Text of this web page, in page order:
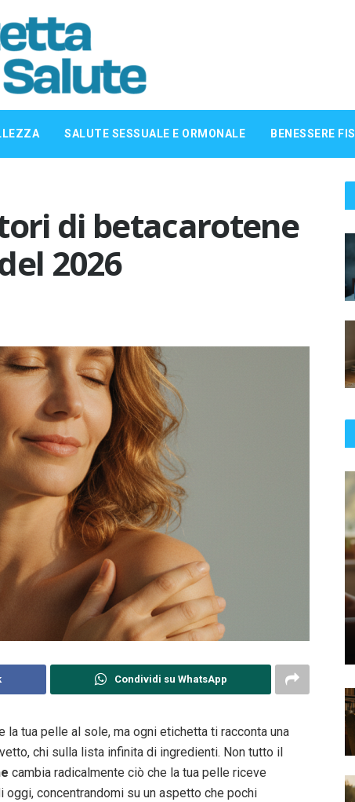
SALUTE SESSUALE E ORMONALE BENESSERE
di betacarotene
2026
Condividi su WhatsApp
la tua pelle al sole, ma ogni etichetta ti racconta una
chi sulla lista infinita di ingredienti. Non tutto il
cambia radicalmente ciò che la tua pelle riceve
concentrandomi su un aspetto che pochi